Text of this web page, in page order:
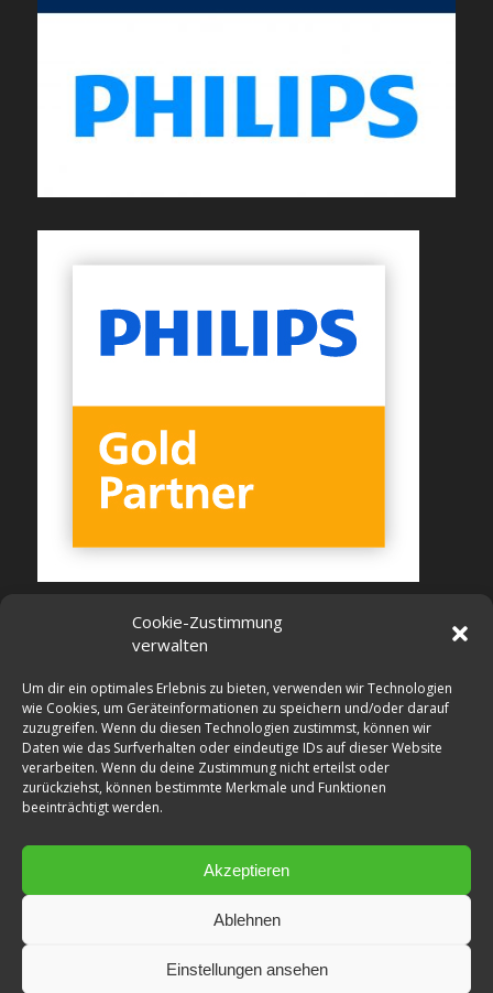
Cookie-Zustimmung
verwalten
Um dir ein optimales Erlebnis zu bieten, verwenden wir Technologien
wie Cookies, um Geräteinformationen zu speichern und/oder darauf
zuzugreifen. Wenn du diesen Technologien zustimmst, können wir
Daten wie das Surfverhalten oder eindeutige IDs auf dieser Website
verarbeiten. Wenn du deine Zustimmung nicht erteilst oder
zurückziehst, können bestimmte Merkmale und Funktionen
beeinträchtigt werden.
Akzeptieren
Ablehnen
Einstellungen ansehen
Copyright © 2026 Treumedizin GmbH. Alle Rechte vorbehalten.